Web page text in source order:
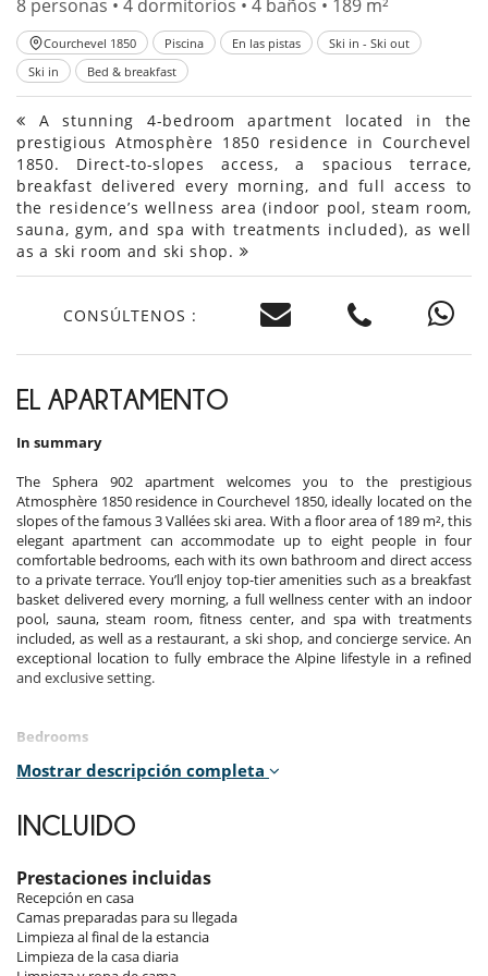
8 personas • 4 dormitorios • 4 baños • 189 m²
Courchevel 1850 Piscina En las pistas
Ski in - Ski out
Ski in
Bed & breakfast
A stunning 4-bedroom apartment located in the
prestigious Atmosphère 1850 residence in Courchevel
1850. Direct-to-slopes access, a spacious terrace,
breakfast delivered every morning, and full access to
the residence’s wellness area (indoor pool, steam room,
sauna, gym, and spa with treatments included), as well
as a ski room and ski shop.
CONSÚLTENOS :
EL APARTAMENTO
In summary
The Sphera 902 apartment welcomes you to the prestigious
Atmosphère 1850 residence in Courchevel 1850, ideally located on the
slopes of the famous 3 Vallées ski area. With a floor area of 189 m², this
elegant apartment can accommodate up to eight people in four
comfortable bedrooms, each with its own bathroom and direct access
to a private terrace. You’ll enjoy top-tier amenities such as a breakfast
basket delivered every morning, a full wellness center with an indoor
pool, sauna, steam room, fitness center, and spa with treatments
included, as well as a restaurant, a ski shop, and concierge service. An
exceptional location to fully embrace the Alpine lifestyle in a refined
and exclusive setting.
Bedrooms
Room 1
bathtub, walk-in shower. This bedroom includes also TV, safe, hair
dryer, towel dryer, WC.
Room 2
Room. This bedroom has 1 double bed 180 cm. , with 2 washbasins,
walk-in shower. This bedroom includes also TV, safe, private terrace,
hair dryer, towel dryer, WC.
Room 3
Mostrar descripción completa
INCLUIDO
Prestaciones incluidas
Recepción en casa
Camas preparadas para su llegada
Limpieza al final de la estancia
Limpieza de la casa diaria